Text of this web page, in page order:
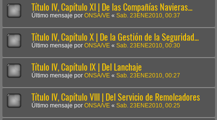
Título IV, Capítulo XI | De las Compañías Navieras...
Último mensaje por ONSA/VE « Sab. 23ENE2010, 00:37
Título IV, Capítulo X | De la Gestión de la Seguridad...
Último mensaje por ONSA/VE « Sab. 23ENE2010, 00:30
Título IV, Capítulo IX | Del Lanchaje
Último mensaje por ONSA/VE « Sab. 23ENE2010, 00:27
Título IV, Capítulo VIII | Del Servicio de Remolcadores
Último mensaje por ONSA/VE « Sab. 23ENE2010, 00:25